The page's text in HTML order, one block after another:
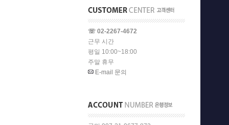
☏ 02-2267-4672
근무 시간
평일 10:00~18:00
주말 휴무
E-mail 문의